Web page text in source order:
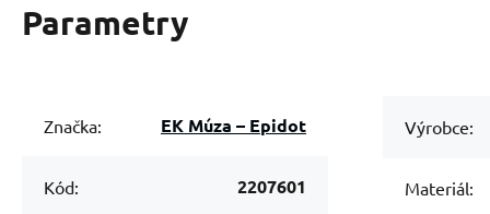
Parametry
Značka: EK Múza – Epidot
Kód: 2207601
Výrobce:
Materiál: